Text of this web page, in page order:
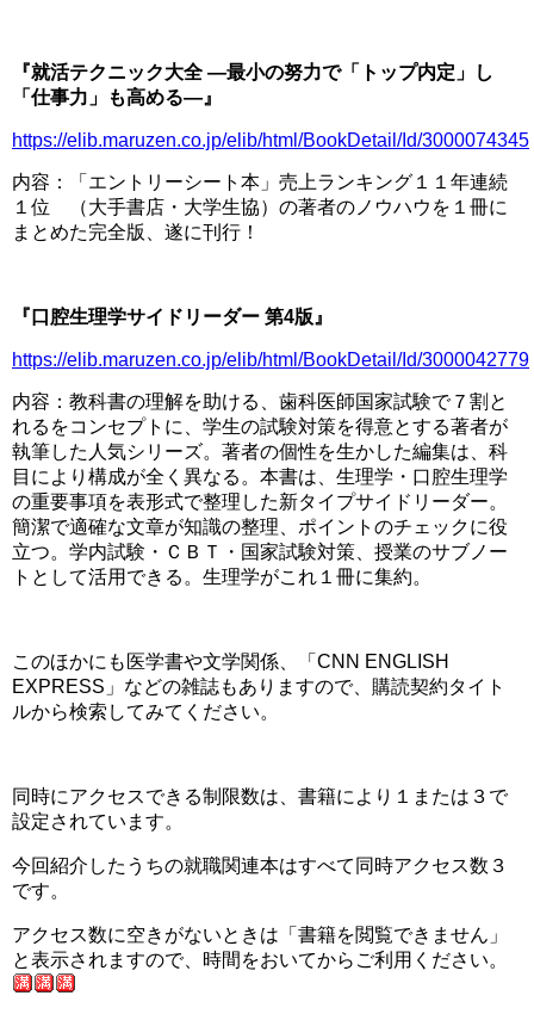
『就活テクニック大全 ―最小の努力で「トップ内定」し
「仕事力」も高める―』
https://elib.maruzen.co.jp/elib/html/BookDetail/Id/3000074345
内容：「エントリーシート本」売上ランキング１１年連続
１位 （大手書店・大学生協）の著者のノウハウを１冊に
まとめた完全版、遂に刊行！
『口腔生理学サイドリーダー 第4版』
https://elib.maruzen.co.jp/elib/html/BookDetail/Id/3000042779
内容：教科書の理解を助ける、歯科医師国家試験で７割と
れるをコンセプトに、学生の試験対策を得意とする著者が
執筆した人気シリーズ。著者の個性を生かした編集は、科
目により構成が全く異なる。本書は、生理学・口腔生理学
の重要事項を表形式で整理した新タイプサイドリーダー。
簡潔で適確な文章が知識の整理、ポイントのチェックに役
立つ。学内試験・ＣＢＴ・国家試験対策、授業のサブノー
トとして活用できる。生理学がこれ１冊に集約。
このほかにも医学書や文学関係、「CNN ENGLISH
EXPRESS」などの雑誌もありますので、購読契約タイト
ルから検索してみてください。
同時にアクセスできる制限数は、書籍により１または３で
設定されています。
今回紹介したうちの就職関連本はすべて同時アクセス数３
です。
アクセス数に空きがないときは「書籍を閲覧できません」
と表示されますので、時間をおいてからご利用ください。